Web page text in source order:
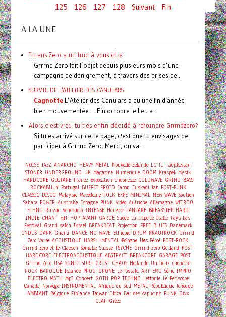
125
126 127 128 Suivant Fin
A LA UNE
Trrrans Zero a un truc à vous dire
Grrrnd Zero fait l’objet depuis plusieurs mois d’une
campagne de dénigrement, à travers des prises de...
SURVIE DE L'ATELIER DES CANULARS
CagnotteL’Atelier des Canulars a eu une fin d'année
bien mouvementée : - Fin octobre le lieu a...
Alors c'est vrai, tu t'es enfin décidé à rejoindre Grrrndzero?
Si tu es arrivé sur cette page, c'est que tu envisages de
participer à Grrrnd Zero. Merci, on va...
NOISE JAZZ ANARCHO HEAVY METAL Nouvelle-Zélande LO-FI Tadjikistan
STONER UNDERGROUND UK Magazine Numérique DOOM Kraspek Mysik
HARDCORE GUITARE France Exposition Indonésie COLDWAVE GRIND BASS
ROCKABILLY Portugal BUFFET FROID Japon Euskadi lab POST-PUNK
CLASSIC DISCO Malaysie Macédoine FOLK EXPE MINIMAL NEW WAVE Soutien
Sahara POWER Australie Espagne PUNK Vidéo Autriche Allemagne WEIRDO
ETHNO Russie Venezuela INTENSE Hongrie FANFARE BREAKSTEP HARD
INDIE CHANT HIP HOP AVANT-GARDE Suède La triperie Italie Pays-bas
Festival Grand salon Israel BREAKBEAT Projection FREE BLUES Danemark
INDUS DARK Ghana DANCE NO WAVE Ethiopie DRUM KRAUTROCK Grrrnd
Zero Vaise ACOUSTIQUE HARSH MENTAL Pologne Îles Féroé POST-ROCK
Grrrnd Zero et le Clacson Somalie Suisse PSYCHE Grrrnd Zero Gerland POST-
HARDCORE ELECTROACOUSTIQUE ABSTRACT BREAKCORE GARAGE POST
Grrrnd Zero USA SONIC SURF CRUST CHAOS Hollande Un lieux chouette
ROCK BAROQUE Islande PROG DRONE Le Tostaki ART EMO Série IMPRO
ELECTRO MATH Mp3 Concert GOTH POP TECHNO Lettonie Le Periscope
Canada Norvège INSTRUMENTAL Afrique du Sud METAL République Tchèque
AMBIANT Belgique Finlande Taiwan Ibiza Bar des capucins FUNK Divx
CLAP Grèce